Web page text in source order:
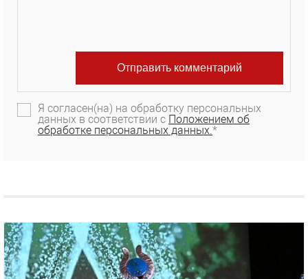
Я согласен(на) на обработку персональных
данных в соответствии с Положением об
обработке персональных данных.*